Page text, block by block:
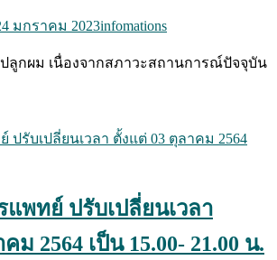
มกราคม 2023infomations
ลูกผม เนื่องจากสภาวะสถานการณ์ปัจจุบัน
พทย์ ปรับเปลี่ยนเวลา
ม 2564 เป็น 15.00- 21.00 น.